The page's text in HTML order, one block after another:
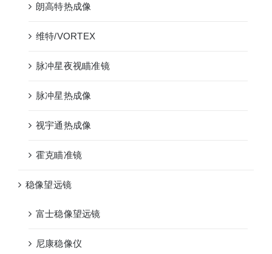
朗高特热成像
维特/VORTEX
脉冲星夜视瞄准镜
脉冲星热成像
视宇通热成像
霍克瞄准镜
稳像望远镜
富士稳像望远镜
尼康稳像仪